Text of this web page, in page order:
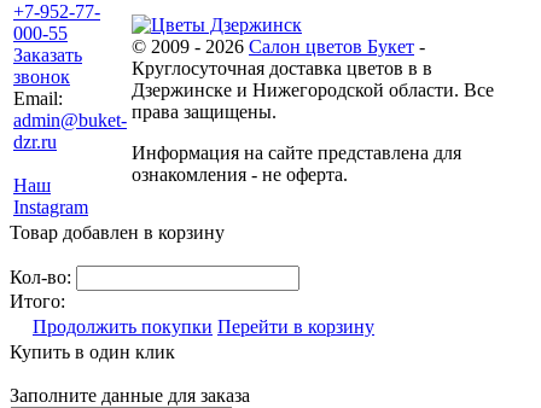
+7-952-77-
000-55
Заказать
звонок
Email:
admin@buket-
dzr.ru
Наш
Instagram
© 2009 - 2026 Салон цветов Букет -
Круглосуточная доставка цветов в в
Дзержинске и Нижегородской области. Все
права защищены.
Информация на сайте представлена для
ознакомления - не оферта.
Товар добавлен в корзину
Кол-во:
Итого:
Продолжить покупки Перейти в корзину
Купить в один клик
Заполните данные для заказа